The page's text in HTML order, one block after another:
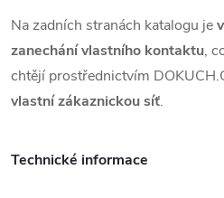
Na zadních stranách katalogu je
zanechání vlastního kontaktu,
chtějí prostřednictvím
vlastní zákaznickou síť.
Technické informace